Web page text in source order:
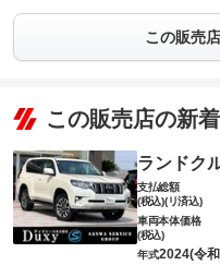
この販売
この販売店の新
ランドク
支払総額
(税込)(リ済込)
車両本体価格
(税込)
年式2024(令